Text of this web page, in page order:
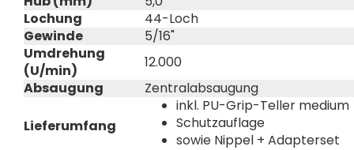
Lochung
44-Loch
Gewinde
5/16"
Umdrehung
(U/min)
12.000
Absaugung
Zentralabsaugung
Lieferumfang
inkl. PU-Grip-Teller
Schutzauflage
sowie Nippel + Adapterset